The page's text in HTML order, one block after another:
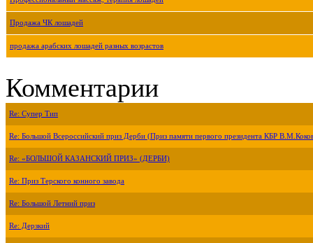
Продажа ЧК лошадей
продажа арабских лошадей разных возрастов
Комментарии
Re: Супер Тип
Re: Большой Всероссийский приз Дерби (Приз памяти первого президента КБР
Re: «БОЛЬШОЙ КАЗАНСКИЙ ПРИЗ» (ДЕРБИ)
Re: Приз Терского конного завода
Re: Большой Летний приз
Re: Дерзкий